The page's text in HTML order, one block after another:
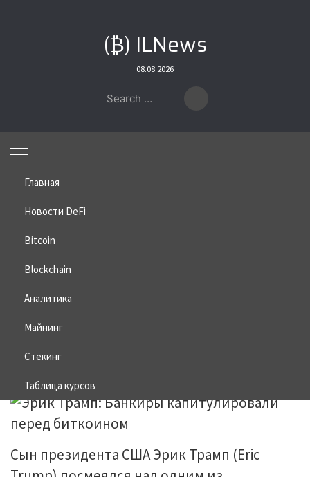
(₿) ILNews
08.08.2026
Search
for:
Главная
Новости DeFi
Bitcoin
Blockchain
Аналитика
Майнинг
Стекинг
Таблица курсов
Home»Bitcoin
капитулировали перед
биткоином
08.05.2026
Сын президента США Эрик Трамп (Eric